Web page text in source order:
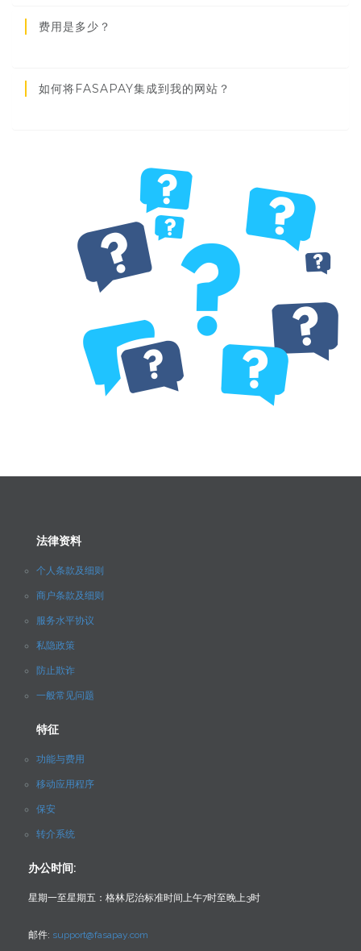
费用是多少？
如何将FASAPAY集成到我的网站？
法律资料
个人条款及细则
商户条款及细则
服务水平协议
私隐政策
防止欺诈
一般常见问题
特征
功能与费用
移动应用程序
保安
转介系统
办公时间:
星期一至星期五：格林尼治标准时间上午7时至晚上3时
邮件: support@fasapay.com